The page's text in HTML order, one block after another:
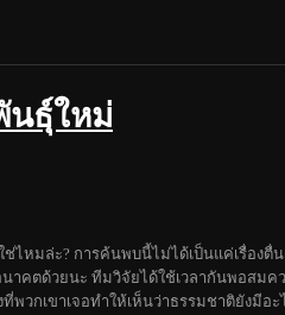
นธุ์ใหม่
หมล่ะ? การค้นพบนี้ไม่ได้เป็นแค่เรื่องตื่
นาคตด้วยนะ ทีมวิจัยได้ใช้เวลากันพอสม
วกเขาเจอทำให้เห็นว่าธรรมชาติยังมีอ